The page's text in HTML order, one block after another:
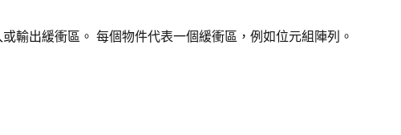
輸出緩衝區。 每個物件代表一個緩衝區，例如位元組陣列。